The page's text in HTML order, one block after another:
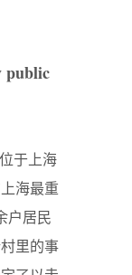
public
于上海
海最重
户居民
里的事